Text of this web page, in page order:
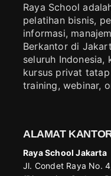
Raya School
pelatihan bisnis,
informasi,
Berkantor di
seluruh
kursus privat
training, webinar,
ALAMAT
Raya School Jakarta
Jl. Condet Raya No.